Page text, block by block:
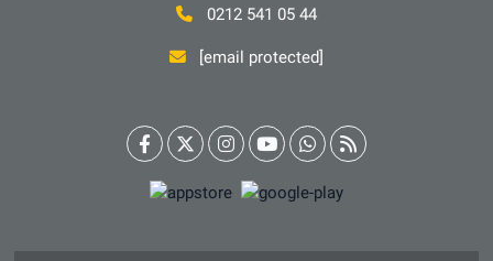
0212 541 05 44
[email protected]